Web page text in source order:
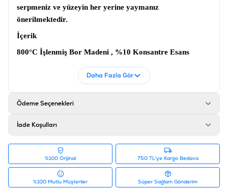
serpmeniz ve yüzeyin her yerine yaymanız
önerilmektedir.
İçerik
800°C İşlenmiş Bor Madeni , %10 Konsantre Esans
8683762340526
Tedarikçi Ürün Kodu
: KC205B15
Daha Fazla Gör
Ödeme Seçenekleri
İade Koşulları
%100 Orijinal 750 TL'ye Kargo Bedava
%100 Mutlu Müşteriler Süper Sağlam Gönderim